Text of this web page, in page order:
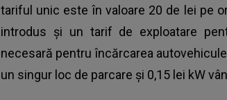
tariful unic este în valoare 20 de lei pe
introdus și un tarif de exploatare
necesară pentru încărcarea
un singur loc de parcare și 0,15 lei kW